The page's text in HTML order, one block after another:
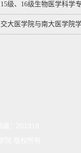
15级、16级生物医学科学
交大医学院与南大医学院